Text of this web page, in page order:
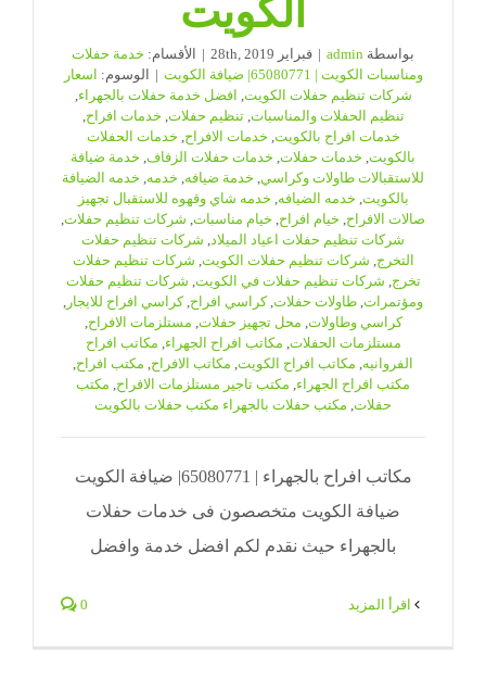
الكويت
بواسطة admin
| فبراير 28th, 2019 | الأقسام: خدمة حفلات
ومناسبات الكويت | 65080771| ضيافة الكويت
| الوسوم: اسعار
شركات تنظيم حفلات الكويت, افضل خدمة حفلات بالجهراء,
تنظيم الحفلات والمناسبات,تنظيم حفلات, خدمات افراح,
خدمات افراح بالكويت, خدمات الافراح, خدمات الحفلات
بالكويت, خدمات حفلات, خدمات حفلات الزفاف, خدمة ضيافة
للاستقبالات طاولات وكراسي, خدمة ضيافه, خدمه, خدمه الضيافة
بالكويت, خدمه الضيافه, خدمه شاي وقهوه للاستقبال تجهيز
صالات الافراح, خيام افراح, خيام مناسبات, شركات تنظيم حفلات,
شركات تنظيم حفلات اعياد الميلاد, شركات تنظيم حفلات
التخرج, شركات تنظيم حفلات الكويت, شركات تنظيم حفلات
تخرج, شركات تنظيم حفلات في الكويت, شركات تنظيم حفلات
ومؤتمرات, طاولات حفلات,كراسي افراح,كراسي افراح للايجار ,
كراسي وطاولات, محل تجهيز حفلات, مستلزمات الافراح,
مستلزمات الحفلات, مكاتب افراح الجهراء, مكاتب افراح
الفروانيه, مكاتب افراح الكويت, مكاتب الافراح, مكتب افراح,
مكتب افراح الجهراء, مكتب تاجير مستلزمات الافراح, مكتب
حفلات, مكتب حفلات بالجهراء مكتب حفلات بالكويت
مكاتب افراح بالجهراء | 65080771| ضيافة الكويت
ضيافة الكويت متخصصون فى خدمات حفلات
بالجهراء حيث نقدم لكم افضل خدمة وافضل
0